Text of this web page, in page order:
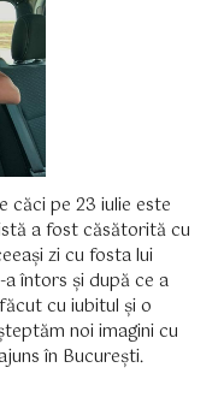
căci pe 23 iulie este
a fost căsătorită cu
zi cu fosta lui
întors și după ce a
cu iubitul și o
noi imagini cu
în București.